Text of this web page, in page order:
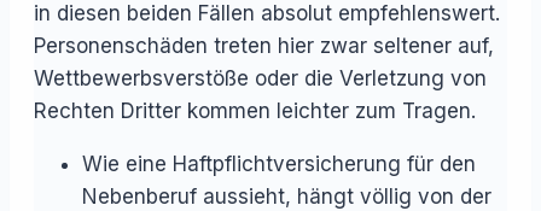
in diesen beiden Fällen absolut empfehlenswert.
Personenschäden treten hier zwar seltener auf,
Wettbewerbsverstöße oder die Verletzung von
Rechten Dritter kommen leichter zum Tragen.
Wie eine Haftpflichtversicherung für den
Nebenberuf aussieht, hängt völlig von der